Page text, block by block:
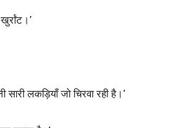
लकड़ियाँ जो चिरवा रही है।’